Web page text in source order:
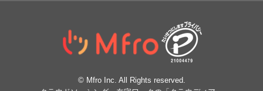
© Mfro Inc. All Rights reserved.